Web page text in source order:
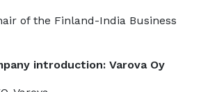
of the Finland-India Business
introduction: Varova Oy